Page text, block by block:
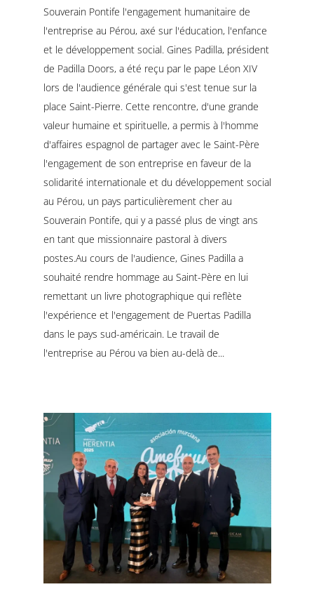
Souverain Pontife l'engagement humanitaire de
l'entreprise au Pérou, axé sur l'éducation, l'enfance
et le développement social. Gines Padilla, président
de Padilla Doors, a été reçu par le pape Léon XIV
lors de l'audience générale qui s'est tenue sur la
place Saint-Pierre. Cette rencontre, d'une grande
valeur humaine et spirituelle, a permis à l'homme
d'affaires espagnol de partager avec le Saint-Père
l'engagement de son entreprise en faveur de la
solidarité internationale et du développement social
au Pérou, un pays particulièrement cher au
Souverain Pontife, qui y a passé plus de vingt ans
en tant que missionnaire pastoral à divers
postes.Au cours de l'audience, Gines Padilla a
souhaité rendre hommage au Saint-Père en lui
remettant un livre photographique qui reflète
l'expérience et l'engagement de Puertas Padilla
dans le pays sud-américain. Le travail de
l'entreprise au Pérou va bien au-delà de